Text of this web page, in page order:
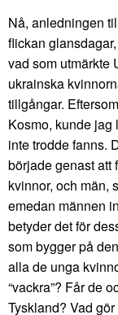
Nå, anledningen
flickan
vad som utmärkte
ukrainska
tillgångar.
Kosmo, kunde jag
inte trodde fanns.
började genast att
kvinnor, och män,
emedan männen
betyder det för
som bygger på
alla de unga
“vackra”? Får de
Tyskland? Vad